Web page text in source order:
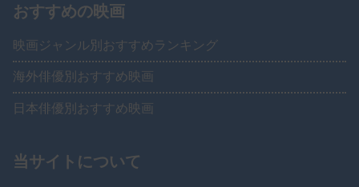
おすすめの映画
映画ジャンル別おすすめランキング
海外俳優別おすすめ映画
日本俳優別おすすめ映画
当サイトについて